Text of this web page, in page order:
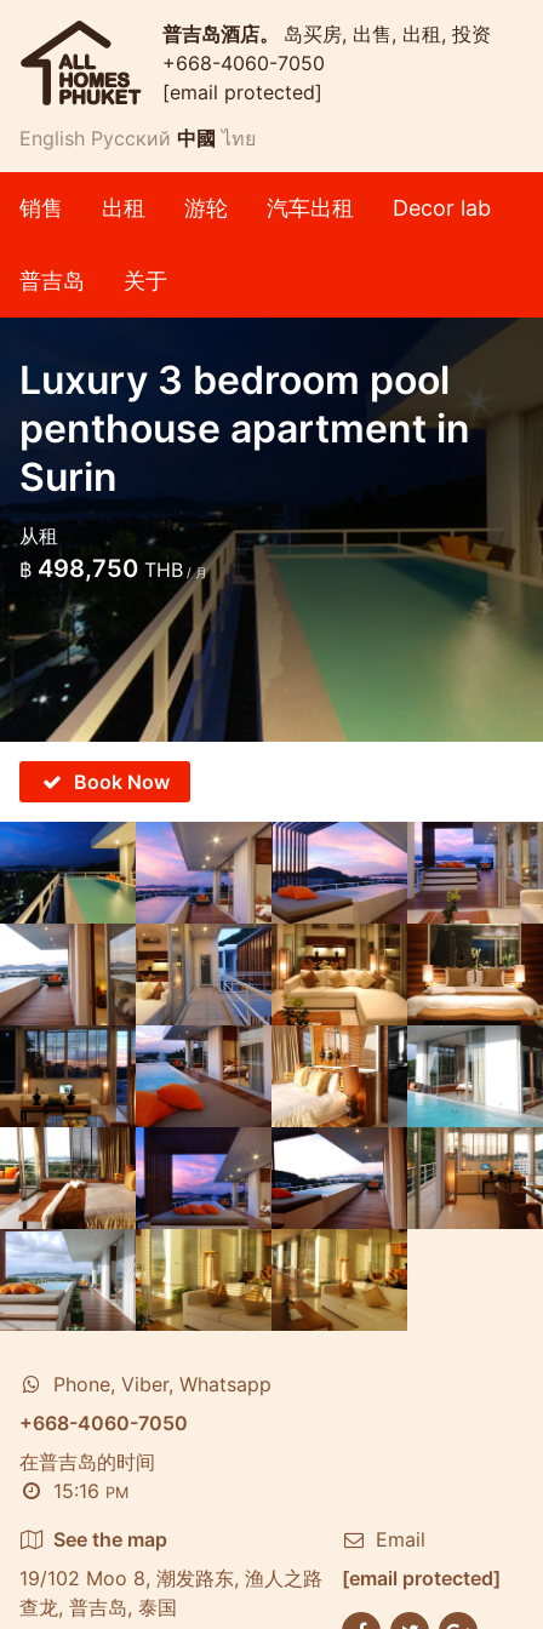
普吉岛酒店。 岛买房, 出售, 出租, 投资
+668-4060-7050
[email protected]
English Русский 中國 ไทย
销售 出租 游轮 汽车出租 Decor lab
普吉岛 关于
Luxury 3 bedroom pool
penthouse apartment in
Surin
从租
฿ 498,750 THB / 月
Book Now
Phone, Viber, Whatsapp
+668-4060-7050
在普吉岛的时间
15:16 PM
See the map
19/102 Moo 8, 潮发路东, 渔人之路
查龙, 普吉岛, 泰国
Email
[email protected]